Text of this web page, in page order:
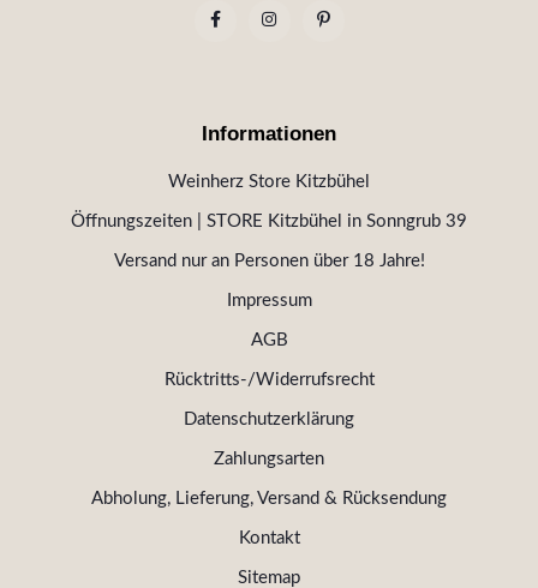
Informationen
Weinherz Store Kitzbühel
Öffnungszeiten | STORE Kitzbühel in Sonngrub 39
Versand nur an Personen über 18 Jahre!
Impressum
AGB
Rücktritts-/Widerrufsrecht
Datenschutzerklärung
Zahlungsarten
Abholung, Lieferung, Versand & Rücksendung
Kontakt
Sitemap